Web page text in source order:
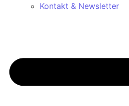
Kontakt & Newsletter